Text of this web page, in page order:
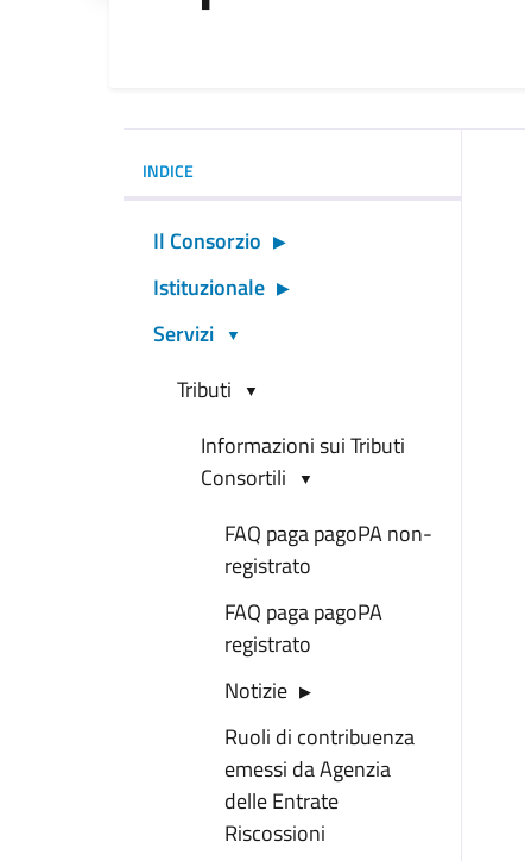
INDICE
Il Consorzio
Istituzionale
Servizi
Tributi
Informazioni sui Tributi
Consortili
FAQ paga pagoPA non-
registrato
FAQ paga pagoPA
registrato
Notizie
Ruoli di contribuenza
emessi da Agenzia
delle Entrate
Riscossioni